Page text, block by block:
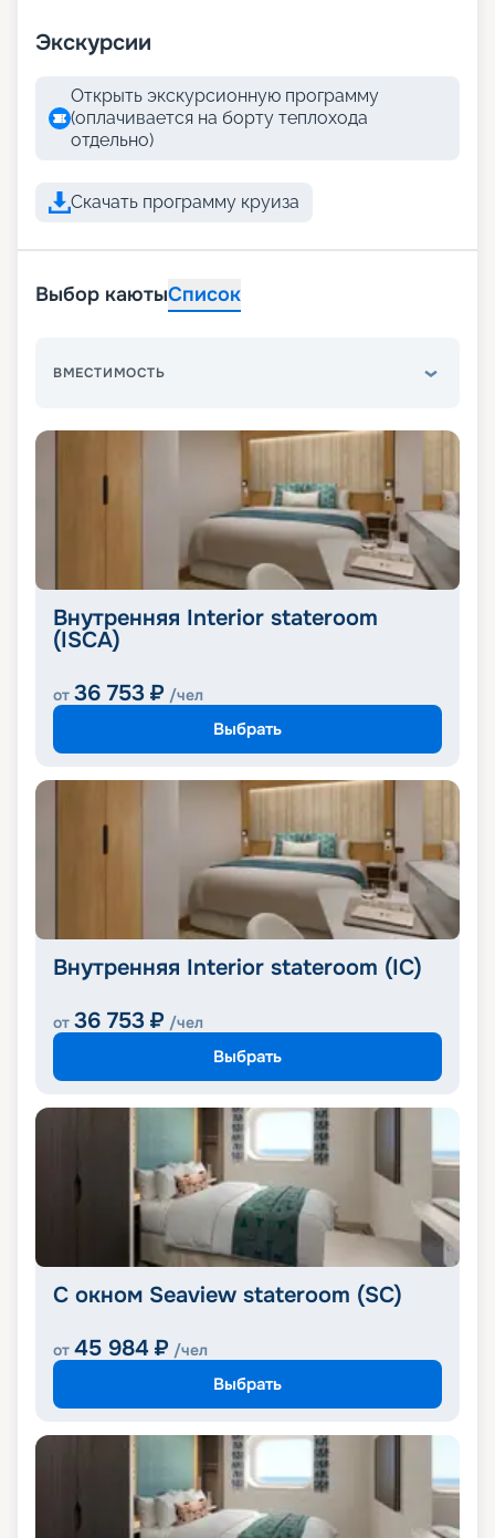
Экскурсии
Открыть экскурсионную программу
(оплачивается на борту теплохода
отдельно)
Скачать программу круиза
Выбор каютыСписок
ВМЕСТИМОСТЬ
Внутренняя Interior stateroom
(ISCA)
от 36 753 ₽ /чел
Выбрать
Внутренняя Interior stateroom (IC)
от 36 753 ₽ /чел
Выбрать
С окном Seaview stateroom (SC)
от 45 984 ₽ /чел
Выбрать